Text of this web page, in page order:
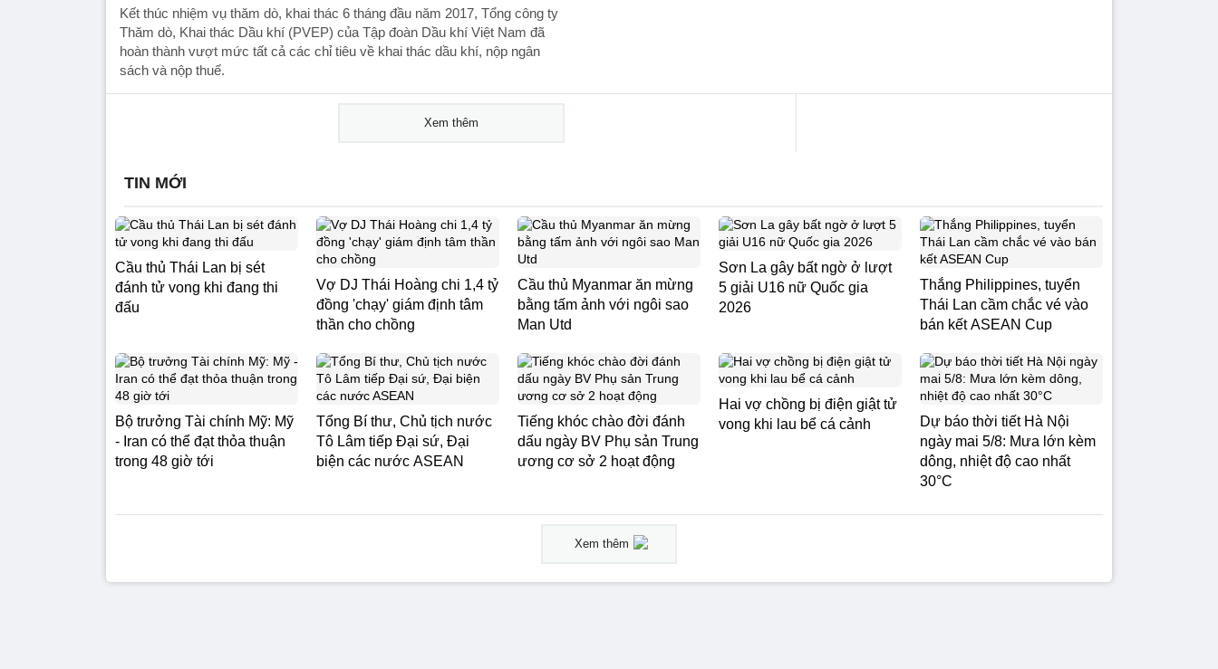
Kết thúc nhiệm vụ thăm dò, khai thác 6 tháng đầu năm 2017, Tổng công ty
Thăm dò, Khai thác Dầu khí (PVEP) của Tập đoàn Dầu khí Việt Nam đã
hoàn thành vượt mức tất cả các chỉ tiêu về khai thác dầu khí, nộp ngân
sách và nộp thuế.
Xem thêm
TIN MỚI
Cầu thủ Thái Lan bị sét
đánh tử vong khi đang thi
đấu
Vợ DJ Thái Hoàng chi 1,4 tỷ
đồng 'chạy' giám định tâm
thần cho chồng
Cầu thủ Myanmar ăn mừng
bằng tấm ảnh với ngôi sao
Man Utd
Sơn La gây bất ngờ ở lượt
5 giải U16 nữ Quốc gia
2026
Thắng Philippines, tuyển
Thái Lan cầm chắc vé vào
bán kết ASEAN Cup
Bộ trưởng Tài chính Mỹ: Mỹ
- Iran có thể đạt thỏa thuận
trong 48 giờ tới
Tổng Bí thư, Chủ tịch nước
Tô Lâm tiếp Đại sứ, Đại
biện các nước ASEAN
Tiếng khóc chào đời đánh
dấu ngày BV Phụ sản Trung
ương cơ sở 2 hoạt động
Hai vợ chồng bị điện giật tử
vong khi lau bể cá cảnh
Dự báo thời tiết Hà Nội
ngày mai 5/8: Mưa lớn kèm
dông, nhiệt độ cao nhất
30°C
Xem thêm